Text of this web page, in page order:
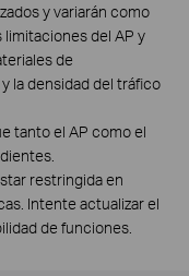
y variarán como
limitaciones del AP y
de
la densidad del tráfico
tanto el AP como el
restringida en
Intente actualizar el
de funciones.